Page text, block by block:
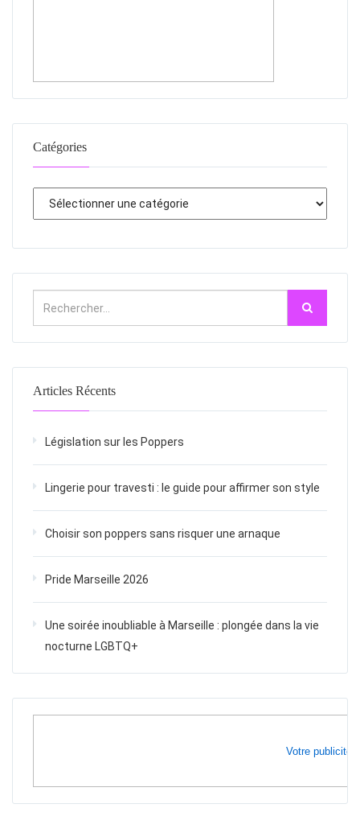
Catégories
Articles Récents
Législation sur les Poppers
Lingerie pour travesti : le guide pour affirmer son style
Choisir son poppers sans risquer une arnaque
Pride Marseille 2026
Une soirée inoubliable à Marseille : plongée dans la vie
nocturne LGBTQ+
Votre publicité